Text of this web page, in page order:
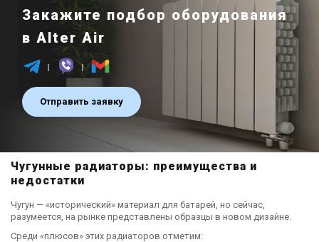
Закажите подбор оборудования
в Alter Air
Отправить заявку
Чугунные радиаторы: преимущества и
недостатки
Чугун — «исторический» материал для батарей, но сейчас,
разумеется, на рынке представлены образцы в новом дизайне.
Среди «плюсов» этих радиаторов отметим: